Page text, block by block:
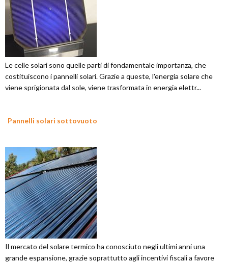
Le celle solari sono quelle parti di fondamentale importanza, che
costituiscono i pannelli solari. Grazie a queste, l'energia solare che
viene sprigionata dal sole, viene trasformata in energia elettr...
Pannelli solari sottovuoto
Il mercato del solare termico ha conosciuto negli ultimi anni una
grande espansione, grazie soprattutto agli incentivi fiscali a favore